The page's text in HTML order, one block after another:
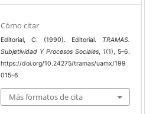
Cómo citar
Editorial, C. (1990). Editorial. TRAMAS.
Subjetividad Y Procesos Sociales, 1(1), 5–6.
https://doi.org/10.24275/tramas/uamx/199
015-6
Más formatos de cita